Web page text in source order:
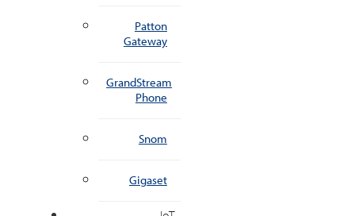
Patton
Gateway
GrandStream
Phone
Snom
Gigaset